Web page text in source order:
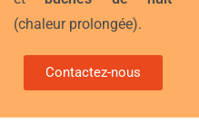
(chaleur prolongée).
Contactez-nous